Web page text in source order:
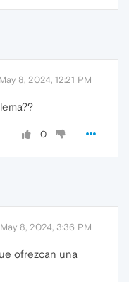
May 8, 2024, 12:21 PM
0
May 8, 2024, 3:36 PM
ofrezcan una